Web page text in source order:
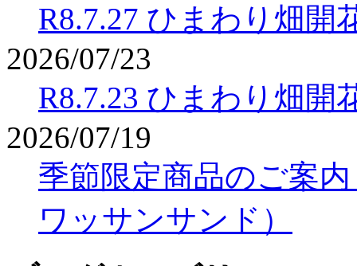
R8.7.27 ひまわり畑開
2026/07/23
R8.7.23 ひまわり畑開
2026/07/19
季節限定商品のご案
ワッサンサンド）